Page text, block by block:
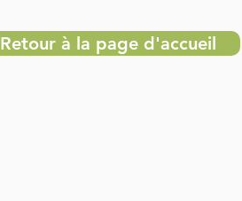
Retour à la page d'accueil